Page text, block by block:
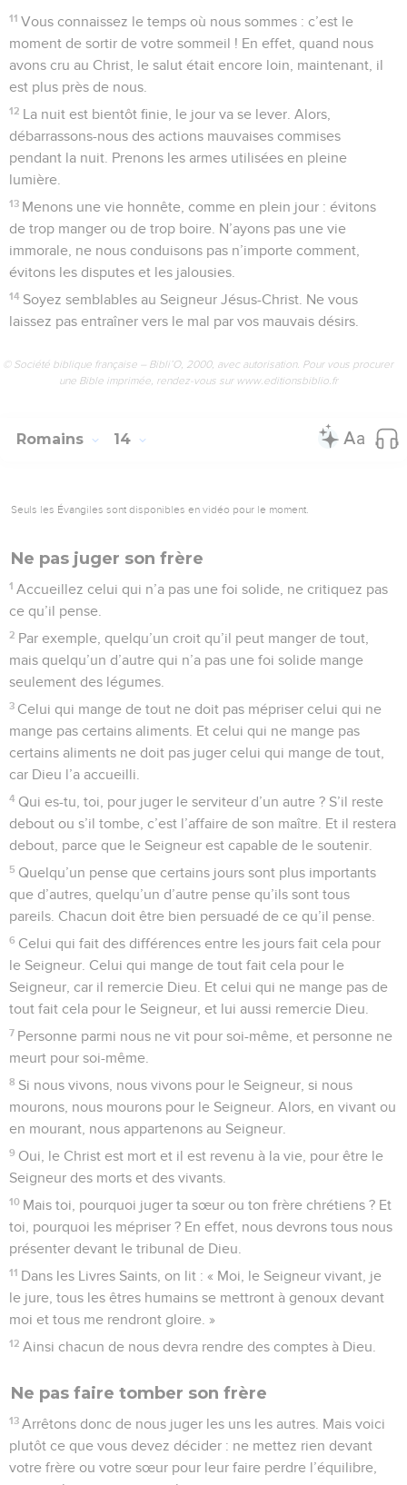
11 Vous connaissez le temps où nous sommes : c’est le
moment de sortir de votre sommeil ! En effet, quand nous
avons cru au Christ, le salut était encore loin, maintenant, il
est plus près de nous.
12 La nuit est bientôt finie, le jour va se lever. Alors,
débarrassons-nous des actions mauvaises commises
pendant la nuit. Prenons les armes utilisées en pleine
lumière.
13 Menons une vie honnête, comme en plein jour : évitons
de trop manger ou de trop boire. N’ayons pas une vie
immorale, ne nous conduisons pas n’importe comment,
évitons les disputes et les jalousies.
14 Soyez semblables au Seigneur Jésus-Christ. Ne vous
laissez pas entraîner vers le mal par vos mauvais désirs.
© Société biblique française – Bibli’O, 2000, avec autorisation. Pour vous procurer
une Bible imprimée, rendez-vous sur www.editionsbiblio.fr
Romains 14
Seuls les Évangiles sont disponibles en vidéo pour le moment.
Ne pas juger son frère
1 Accueillez celui qui n’a pas une foi solide, ne critiquez pas
ce qu’il pense.
2 Par exemple, quelqu’un croit qu’il peut manger de tout,
mais quelqu’un d’autre qui n’a pas une foi solide mange
seulement des légumes.
3 Celui qui mange de tout ne doit pas mépriser celui qui ne
mange pas certains aliments. Et celui qui ne mange pas
certains aliments ne doit pas juger celui qui mange de tout,
car Dieu l’a accueilli.
4 Qui es-tu, toi, pour juger le serviteur d’un autre ? S’il reste
debout ou s’il tombe, c’est l’affaire de son maître. Et il restera
debout, parce que le Seigneur est capable de le soutenir.
5 Quelqu’un pense que certains jours sont plus importants
que d’autres, quelqu’un d’autre pense qu’ils sont tous
pareils. Chacun doit être bien persuadé de ce qu’il pense.
6 Celui qui fait des différences entre les jours fait cela pour
le Seigneur. Celui qui mange de tout fait cela pour le
Seigneur, car il remercie Dieu. Et celui qui ne mange pas de
tout fait cela pour le Seigneur, et lui aussi remercie Dieu.
7 Personne parmi nous ne vit pour soi-même, et personne ne
meurt pour soi-même.
8 Si nous vivons, nous vivons pour le Seigneur, si nous
mourons, nous mourons pour le Seigneur. Alors, en vivant ou
en mourant, nous appartenons au Seigneur.
9 Oui, le Christ est mort et il est revenu à la vie, pour être le
Seigneur des morts et des vivants.
10 Mais toi, pourquoi juger ta sœur ou ton frère chrétiens ? Et
toi, pourquoi les mépriser ? En effet, nous devrons tous nous
présenter devant le tribunal de Dieu.
11 Dans les Livres Saints, on lit : « Moi, le Seigneur vivant, je
le jure, tous les êtres humains se mettront à genoux devant
moi et tous me rendront gloire. »
12 Ainsi chacun de nous devra rendre des comptes à Dieu.
Ne pas faire tomber son frère
13 Arrêtons donc de nous juger les uns les autres. Mais voici
plutôt ce que vous devez décider : ne mettez rien devant
votre frère ou votre sœur pour leur faire perdre l’équilibre,